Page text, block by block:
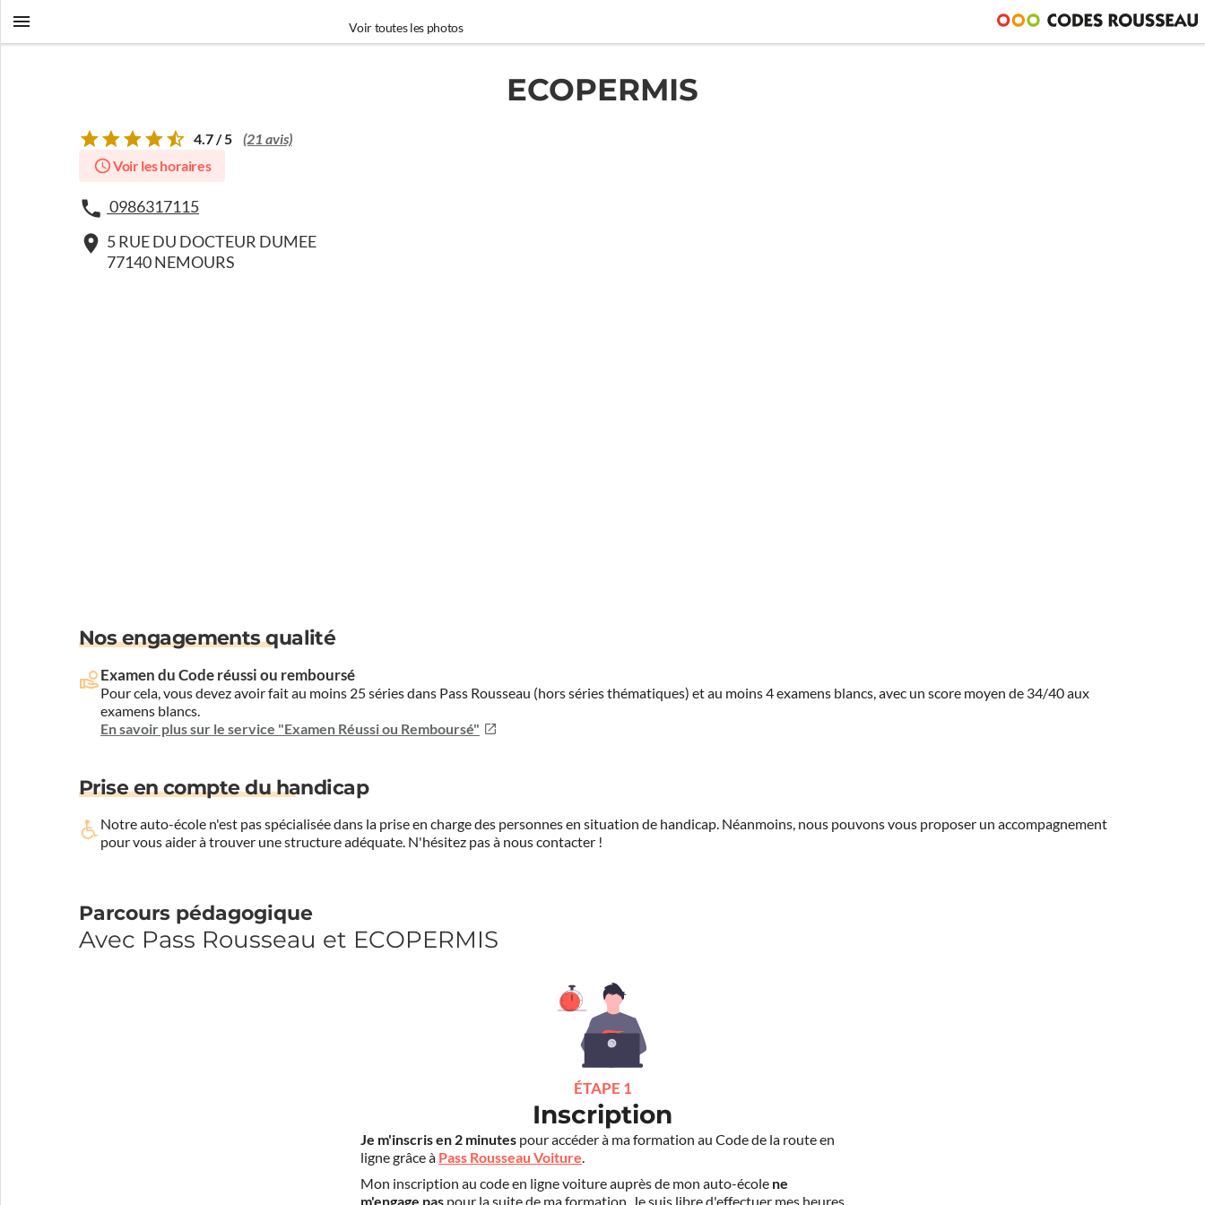
Voir toutes les photos
ECOPERMIS
4.7 / 5 (21 avis)
Voir les horaires
0986317115
5 RUE DU DOCTEUR DUMEE
77140 NEMOURS
Nos engagements qualité
Examen du Code réussi ou remboursé
Pour cela, vous devez avoir fait au moins 25 séries dans Pass Rousseau (hors séries thématiques) et au moins 4 examens blancs, avec un score moyen de 34/40 aux
examens blancs.
En savoir plus sur le service "Examen Réussi ou Remboursé"
Prise en compte du handicap
Notre auto-école n'est pas spécialisée dans la prise en charge des personnes en situation de handicap. Néanmoins, nous pouvons vous proposer un accompagnement
pour vous aider à trouver une structure adéquate. N'hésitez pas à nous contacter !
Parcours pédagogique
Avec Pass Rousseau et ECOPERMIS
ÉTAPE 1
Inscription
Je m'inscris en 2 minutes pour accéder à ma formation au Code de la route en
ligne grâce à Pass Rousseau Voiture.
Mon inscription au code en ligne voiture auprès de mon auto-école ne